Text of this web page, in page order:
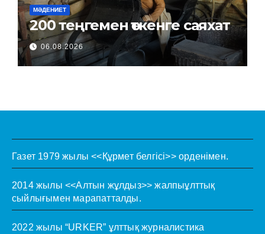
МӘДЕНИЕТ
200 теңгемен өткенге саяхат
06.08.2026
Газет 1979 жылы <<Құрмет белгісі>> орденімен.
2014 жылы <<Алтын жұлдыз>> жалпыұлттық
сыйлығымен марапатталды.
2022 жылы “URKER” ұлттық журналистика